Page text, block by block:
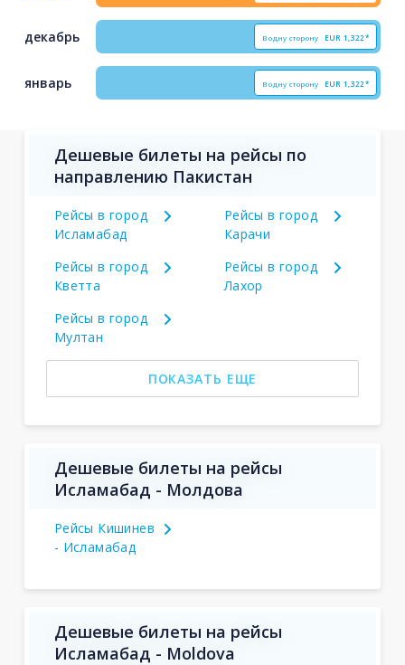
декабрь В одну сторону EUR 1,322*
январь В одну сторону EUR 1,322*
Дешевые билеты на рейсы по
направлению Пакистан
Рейсы в город
Исламабад
Рейсы в город
Карачи
Рейсы в город
Кветта
Рейсы в город
Лахор
Рейсы в город
Мултан
ПОКАЗАТЬ ЕЩЕ
Дешевые билеты на рейсы
Исламабад - Молдова
Рейсы Кишинев
- Исламабад
Дешевые билеты на рейсы
Исламабад - Moldova